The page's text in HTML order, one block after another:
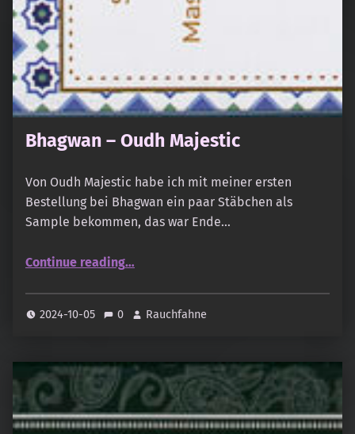
Bhagwan – Oudh Majestic
Von Oudh Majestic habe ich mit meiner ersten
Bestellung bei Bhagwan ein paar Stäbchen als
Sample bekommen, das war Ende…
Continue reading…
2024-10-05 0 Rauchfahne